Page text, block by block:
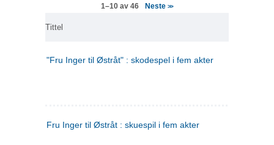
1–10 av 46 Neste>>
Tittel
"Fru Inger til Østråt" : skodespel i fem akter
Fru Inger til Østråt : skuespil i fem akter